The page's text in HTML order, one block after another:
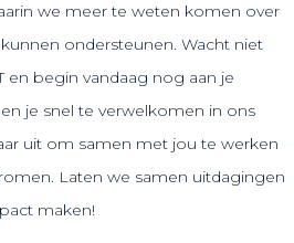
we meer te weten komen over
ondersteunen. Wacht niet
en begin vandaag nog aan je
je snel te verwelkomen in ons
uit om samen met jou te werken
Laten we samen uitdagingen
maken!